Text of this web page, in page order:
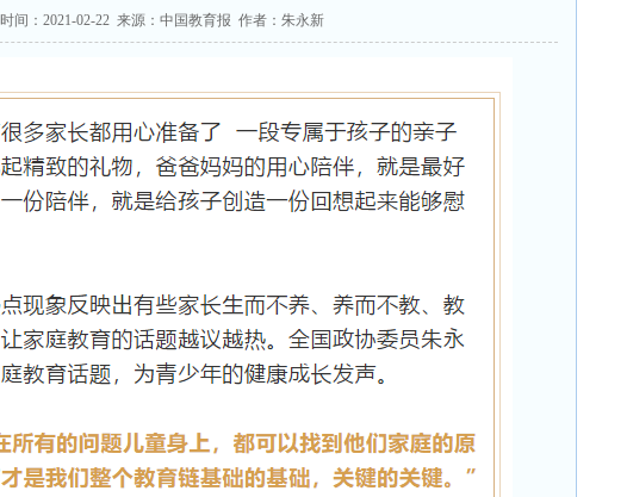
时间：2021-02-22 来源：中国教育报 作者：朱永新